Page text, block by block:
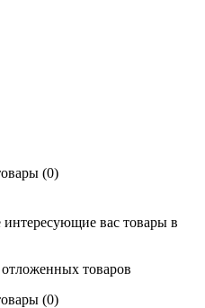
(0)
вас товары в
товаров
(0)